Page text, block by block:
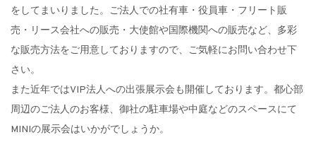
をしてまいりました。ご法人での社有車・役員車・フリート販
売・リース会社への販売・大使館や国際機関への販売など、多彩
な販売方法をご用意しておりますので、ご気軽にお問い合わせ下
さい。
また近年ではVIP法人への出張展示会も開催しております。都心部
周辺のご法人のお客様、御社の駐車場や中庭などのスペースにて
MINIの展示会はいかがでしょうか。